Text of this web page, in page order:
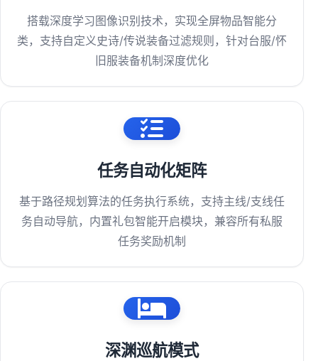
搭载深度学习图像识别技术，实现全屏物品智能分
类，支持自定义史诗/传说装备过滤规则，针对台服/怀
旧服装备机制深度优化
任务自动化矩阵
基于路径规划算法的任务执行系统，支持主线/支线任
务自动导航，内置礼包智能开启模块，兼容所有私服
任务奖励机制
深渊巡航模式